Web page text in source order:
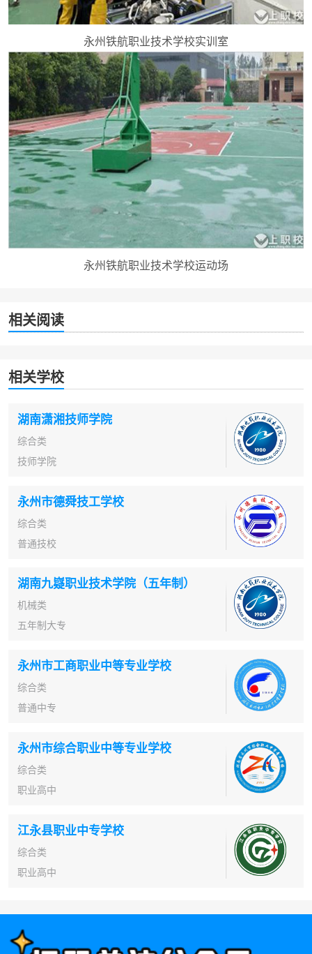
永州铁航职业技术学校实训室
永州铁航职业技术学校运动场
相关阅读
相关学校
湖南潇湘技师学院
综合类
技师学院
永州市德舜技工学校
综合类
普通技校
湖南九嶷职业技术学院（五年制）
机械类
五年制大专
永州市工商职业中等专业学校
综合类
普通中专
永州市综合职业中等专业学校
综合类
职业高中
江永县职业中专学校
综合类
职业高中